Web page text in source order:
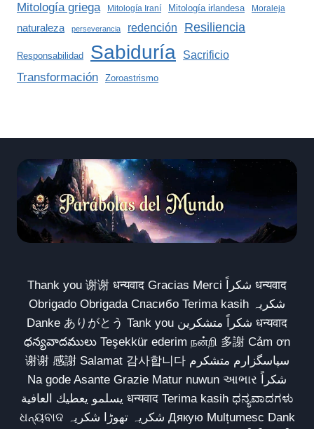
Mitología griega Mitología Iraní Mitología irlandesa Moraleja
naturaleza perseverancia redención Resiliencia
Responsabilidad Sabiduría Sacrificio
Transformación Zoroastrismo
Thank you 谢谢 धन्यवाद Gracias Merci شكراً धन्यवाद
Obrigado Obrigada Спасибо Terima kasih شکریہ
Danke ありがとう Tank you شكراً متشكرين धन्यवाद
ధన్యవాదములు Teşekkür ederim நன்றி 多謝 Cảm ơn
谢谢 感謝 Salamat 감사합니다 سپاسگزارم متشکرم
Na gode Asante Grazie Matur nuwun આભાર شكراً
يسلمو يعطيك العافية धन्यवाद Terima kasih ಧನ್ಯವಾದಗಳು
ଧନ୍ୟବାଦ شکریہ تھوڑا شکریہ Дякую Mulțumesc Dank